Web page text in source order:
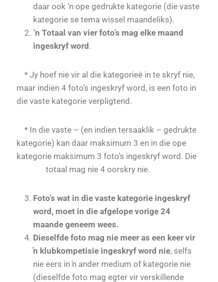
daar ook ‘n ope gedrukte kategorie (die vaste
kategorie se tema wissel maandeliks).
‘n Totaal van vier foto’s mag elke maand
ingeskryf word .
* Jy hoef nie vir al die kategorieë in te skryf nie,
maar indien 4 foto’s ingeskryf word, is een foto in
die vaste kategorie verpligtend.
* In die vaste – (en indien tersaaklik – gedrukte
kategorie) kan daar maksimum 3 en in die ope
kategorie maksimum 3 foto’s ingeskryf word. Die
totaal mag nie 4 oorskry nie.
Foto’s wat in die vaste kategorie ingeskryf
word, moet in die afgelope vorige 24
maande geneem wees.
Dieselfde foto mag nie meer as een keer vir
ŉ klubkompetisie ingeskryf word nie, selfs
nie eers in ŉ ander medium of kategorie nie
(dieselfde foto mag egter vir verskillende